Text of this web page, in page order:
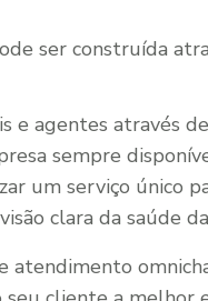
ser construída
e agentes através
sempre
um serviço único
clara da saúde
atendimento